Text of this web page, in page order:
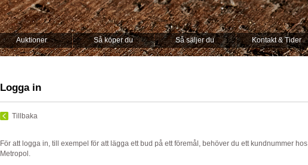
Auktioner Så köper du Så säljer du Kontakt & Tider
Logga in
Tillbaka
För att logga in, till exempel för att lägga ett bud på ett föremål, behöver du ett kundnummer hos
Metropol.